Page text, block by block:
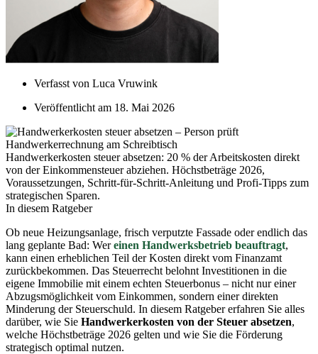
Verfasst von Luca Vruwink
Veröffentlicht am 18. Mai 2026
Handwerkerkosten steuer absetzen: 20 % der Arbeitskosten direkt
von der Einkommensteuer abziehen. Höchstbeträge 2026,
Voraussetzungen, Schritt-für-Schritt-Anleitung und Profi-Tipps zum
strategischen Sparen.
In diesem Ratgeber
Ob neue Heizungsanlage, frisch verputzte Fassade oder endlich das
lang geplante Bad: Wereinen Handwerksbetrieb beauftragt,
kann einen erheblichen Teil der Kosten direkt vom Finanzamt
zurückbekommen. Das Steuerrecht belohnt Investitionen in die
eigene Immobilie mit einem echten Steuerbonus – nicht nur einer
Abzugsmöglichkeit vom Einkommen, sondern einer direkten
Minderung der Steuerschuld. In diesem Ratgeber erfahren Sie alles
darüber, wie Sie Handwerkerkosten von der Steuer absetzen,
welche Höchstbeträge 2026 gelten und wie Sie die Förderung
strategisch optimal nutzen.